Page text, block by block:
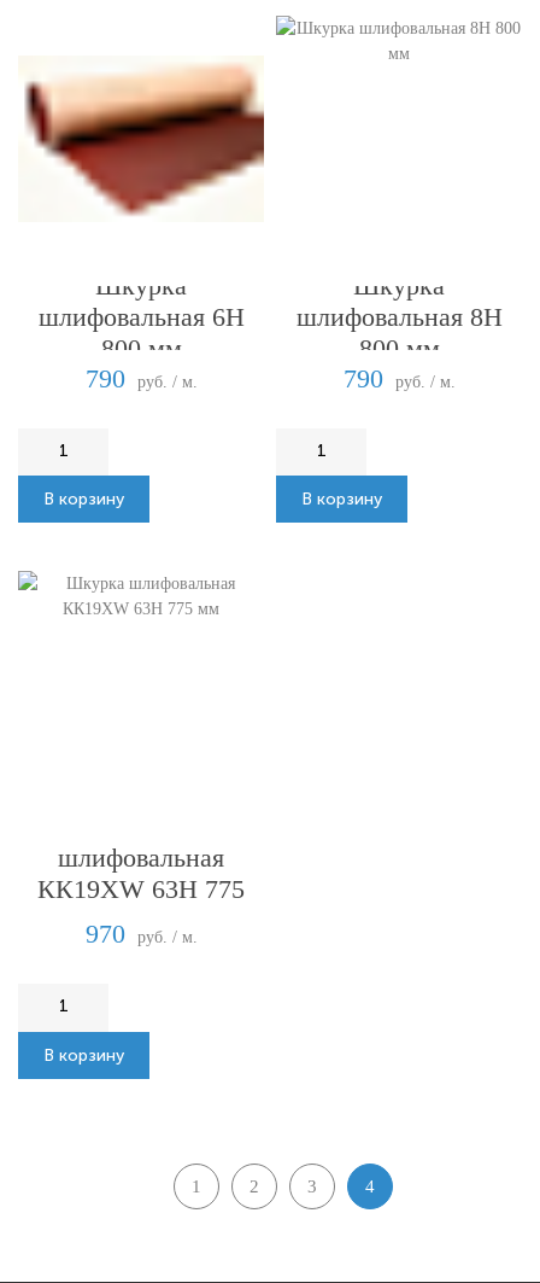
Шкурка
шлифовальная 6Н
800 мм
790
руб. / м.
В корзину
Шкурка
шлифовальная 8Н
800 мм
790
руб. / м.
В корзину
шлифовальная
КК19XW 63Н 775
970 руб. / м.
В корзину
1 2 3 4